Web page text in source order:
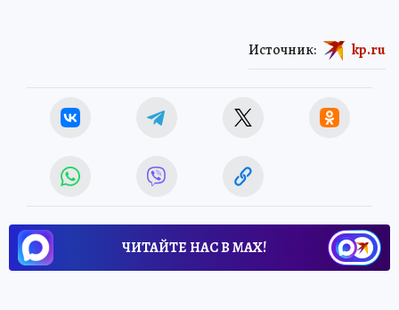
Источник: kp.ru
ЧИТАЙТЕ НАС В МАХ!